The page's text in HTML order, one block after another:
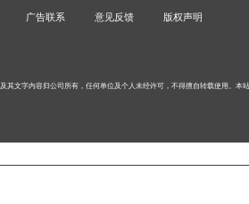
广告联系 意见反馈 版权声明
其文字内容归公司所有，任何单位及个人未经许可，不得擅自转载使用。 本